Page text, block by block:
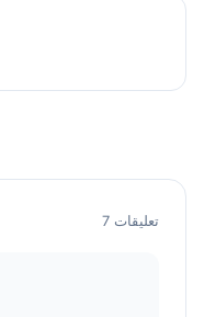
7 تعليقات